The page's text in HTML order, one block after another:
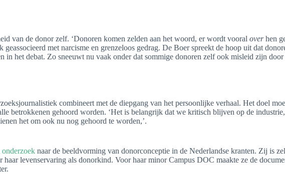
van de donor zelf. ‘Donoren komen zelden aan het woord, er wordt vooral overhen
met narcisme en grenzeloos gedrag. De Boer spreekt de hoop uit dat
in het debat. Zo sneeuwt nu vaak onder dat sommige donoren zelf ook misleid zijn
combineert met de diepgang van het persoonlijke verhaal. Het doel
betrokkenen gehoord worden. ‘Het is belangrijk dat we kritisch blijven op de
het om ook nu nog gehoord te worden,’.
naar de beeldvorming van donorconceptie in de Nederlandse kranten. Zij is
haar levenservaring als donorkind. Voor haar minor Campus DOC maakte ze de